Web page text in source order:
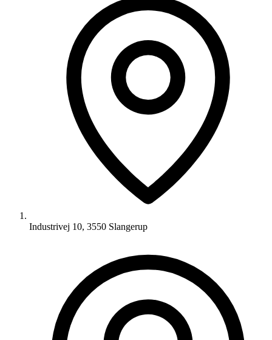
Industrivej 10, 3550 Slangerup